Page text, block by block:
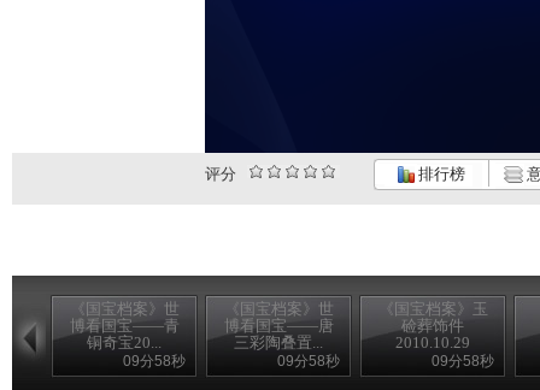
评分 排行榜
《国宝档案》世
博看国宝——青
铜奇宝20...
09分58秒
《国宝档案》世
博看国宝——唐
三彩陶叠置...
09分58秒
《国宝档案》玉
硷葬饰件
2010.10.29
09分58秒